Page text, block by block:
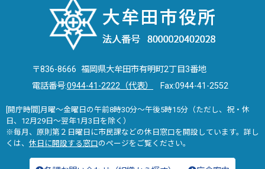
〒836-8666 福岡県大牟田市有明町2丁目3番地
電話番号:0944-41-2222（代表） Fax:0944-41-2552
[開庁時間]月曜～金曜日の午前8時30分～午後5時15分（ただし、祝・休
日、12月29日～翌年1月3日を除く）
※毎月、原則第２日曜日に市民課などの休日窓口を開設しています。詳し
くは、 休日に開設する窓口のページをご覧ください。